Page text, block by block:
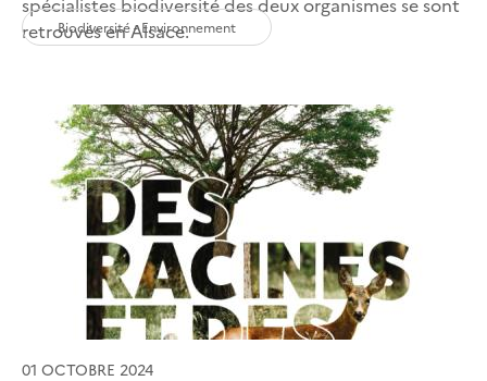
retrouvés en Alsace.
Biodiversité - Environnement
01 OCTOBRE 2024